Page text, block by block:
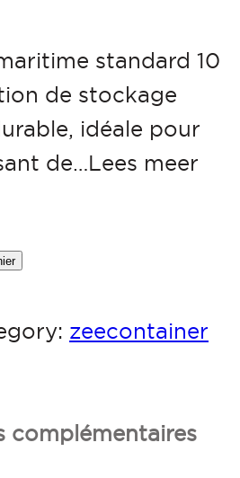
standard 10
de stockage
idéale pour
de…Lees meer
zeecontainer
complémentaires